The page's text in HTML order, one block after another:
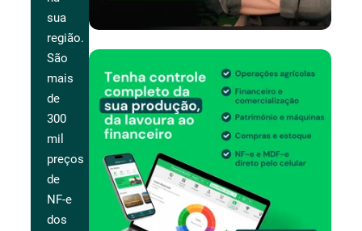
sua
região.
São
mais
de
300
mil
preços
de
NF-e
dos